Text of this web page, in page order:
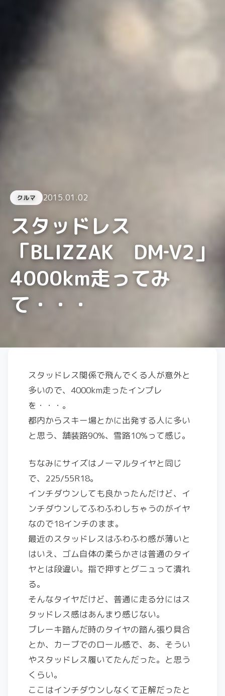
クルマ 2015.01.02
スタッドレス
「BLIZZAK DM‐V2」
4000km走ってみ
て・・・
スタッドレス関係で飛んでくる人が意外と
多いので、4000km走ったインプレ
を・・・。
都内からスキー場とかに出発する人に多い
と思う、舗装路90%、雪路10%って感じ。
ちなみにサイズはノーマルタイヤと同じ
で、225/55R18。
インチダウンしても良かったんだけど、イ
ンチダウンしてふわふわしちゃうのがイヤ
なので18インチのまま。
最近のスタッドレスはふわふわ感が薄いと
はいえ、ゴム自体の柔らかさは普通のタイ
ヤとは段違い。指で押すとグニュって潰れ
る。
そんなタイヤだけど、普通に走る分にはス
タッドレス感はあんまり感じない。
ブレーキ踏んだ時のタイヤの踏ん張り具合
とか、カーブでのロール感で、あ、そうい
やスタッドレス履いてたんだった。と思う
くらい。
ここはインチダウンしなくて正解だったと